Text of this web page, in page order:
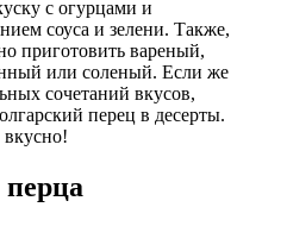
с огурцами и
соуса и зелени. Также,
приготовить вареный,
или соленый. Если же
сочетаний вкусов,
перец в десерты.
перца